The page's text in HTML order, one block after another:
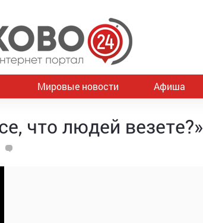
Мировые новости Афиша
что людей везете?»